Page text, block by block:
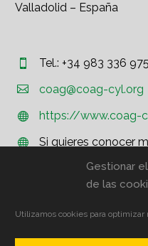
Gestionar
de las
Utilizamos cookies para
Valladolid – España

 Tel.: +34 983 336 975

 coag@coag-cyl.org

 https://www.coag-


Si quieres conocer
http://www.coag.org
© COAG CyL – Aviso Legal